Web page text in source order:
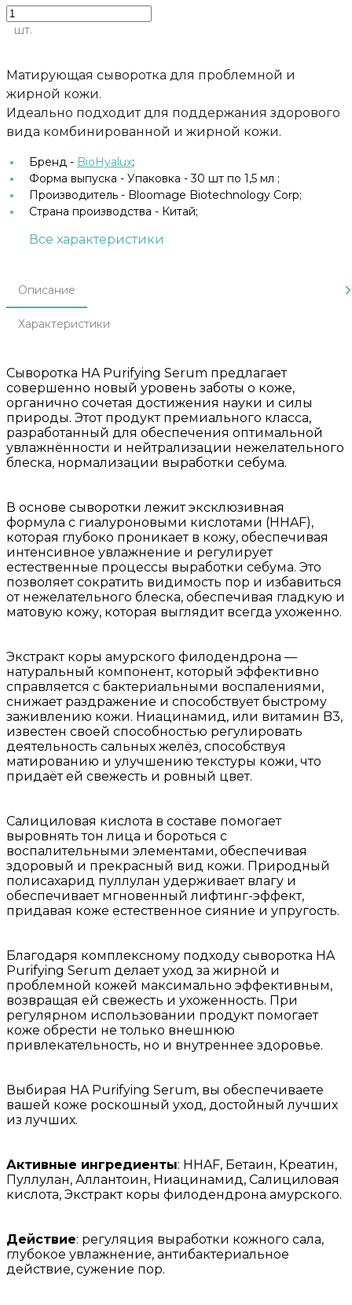
шт.
Матирующая сыворотка для проблемной и
жирной кожи.
Идеально подходит для поддержания здорового
вида комбинированной и жирной кожи.
Бренд - BioHyalux;
Форма выпуска - Упаковка - 30 шт по 1,5 мл ;
Производитель - Bloomage Biotechnology Corp;
Страна производства - Китай;
Все характеристики
Описание
Характеристики
Сыворотка HA Purifying Serum предлагает
совершенно новый уровень заботы о коже,
органично сочетая достижения науки и силы
природы. Этот продукт премиального класса,
разработанный для обеспечения оптимальной
увлажнённости и нейтрализации нежелательного
блеска, нормализации выработки себума.
В основе сыворотки лежит эксклюзивная
формула с гиалуроновыми кислотами (HHAF),
которая глубоко проникает в кожу, обеспечивая
интенсивное увлажнение и регулирует
естественные процессы выработки себума. Это
позволяет сократить видимость пор и избавиться
от нежелательного блеска, обеспечивая гладкую и
матовую кожу, которая выглядит всегда ухоженно.
Экстракт коры амурского филодендрона —
натуральный компонент, который эффективно
справляется с бактериальными воспалениями,
снижает раздражение и способствует быстрому
заживлению кожи. Ниацинамид, или витамин B3,
известен своей способностью регулировать
деятельность сальных желёз, способствуя
матированию и улучшению текстуры кожи, что
придаёт ей свежесть и ровный цвет.
Салициловая кислота в составе помогает
выровнять тон лица и бороться с
воспалительными элементами, обеспечивая
здоровый и прекрасный вид кожи. Природный
полисахарид пуллулан удерживает влагу и
обеспечивает мгновенный лифтинг-эффект,
придавая коже естественное сияние и упругость.
Благодаря комплексному подходу сыворотка HA
Purifying Serum делает уход за жирной и
проблемной кожей максимально эффективным,
возвращая ей свежесть и ухоженность. При
регулярном использовании продукт помогает
коже обрести не только внешнюю
привлекательность, но и внутреннее здоровье.
Выбирая HA Purifying Serum, вы обеспечиваете
вашей коже роскошный уход, достойный лучших
из лучших.
Активные ингредиенты: HHAF, Бетаин, Креатин,
Пуллулан, Аллантоин, Ниацинамид, Салициловая
кислота, Экстракт коры филодендрона амурского.
Действие: регуляция выработки кожного сала,
глубокое увлажнение, антибактериальное
действие, сужение пор.